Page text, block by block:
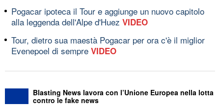
Pogacar ipoteca il Tour e aggiunge un nuovo capitolo
alla leggenda dell'Alpe d'Huez VIDEO
Tour, dietro sua maestà Pogacar per ora c'è il miglior
Evenepoel di sempre VIDEO
Blasting News lavora con l’Unione Europea nella lotta
contro le fake news